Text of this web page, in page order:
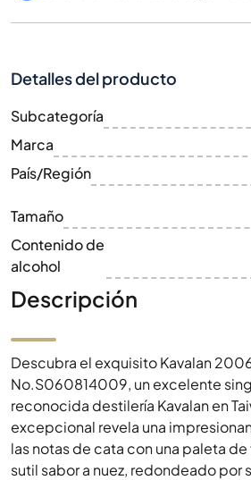
Detalles del producto
Subcategoría
Marca
País/Región
Tamaño
Contenido de
alcohol
Descripción
Descubra el exquisito Kavalan
No.S060814009, un excelente
reconocida destilería Kavalan en
excepcional revela una
las notas de cata con una paleta
sutil sabor a nuez, redondeado por